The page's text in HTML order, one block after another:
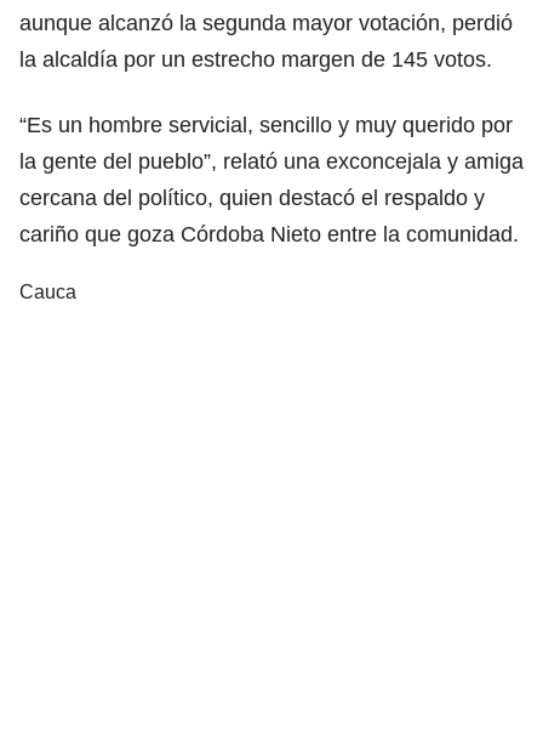
aunque alcanzó la segunda mayor votación, perdió
la alcaldía por un estrecho margen de 145 votos.
“Es un hombre servicial, sencillo y muy querido por
la gente del pueblo”, relató una exconcejala y amiga
cercana del político, quien destacó el respaldo y
cariño que goza Córdoba Nieto entre la comunidad.
Cauca